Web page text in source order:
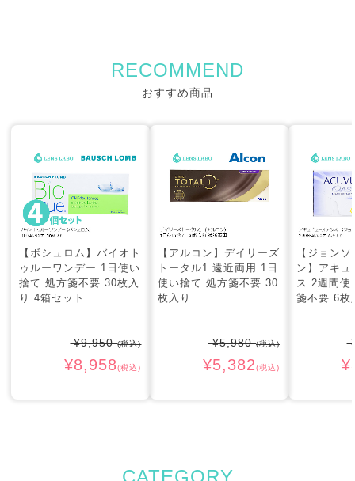
RECOMMEND
おすすめ商品
【ボシュロム】バイオト
ゥルーワンデー 1日使い
捨て 処方箋不要 30枚入
り 4箱セット
¥9,950(税込)
¥8,958(税込)
【アルコン】デイリーズ
トータル1 遠近両用 1日
使い捨て 処方箋不要 30
枚入り
¥5,980(税込)
¥5,382(税込)
【ジョン
ン】アキ
ス 2週間使
箋不要 6枚
CATEGORY